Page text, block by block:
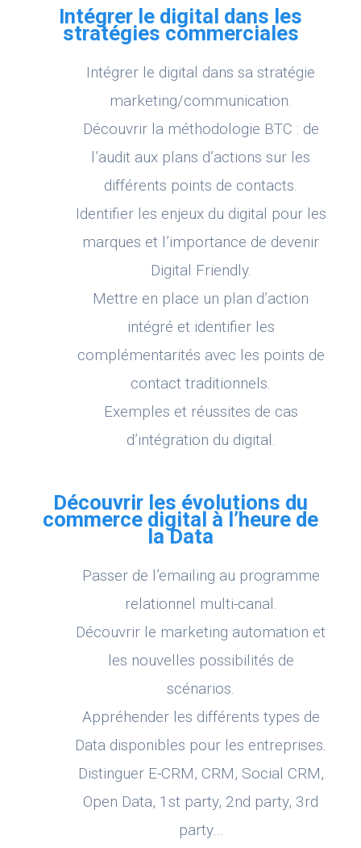
Intégrer le digital dans les
stratégies commerciales
Intégrer le digital dans sa stratégie
marketing/communication.
Découvrir la méthodologie BTC : de
l’audit aux plans d’actions sur les
différents points de contacts.
Identifier les enjeux du digital pour les
marques et l’importance de devenir
Digital Friendly.
Mettre en place un plan d’action
intégré et identifier les
complémentarités avec les points de
contact traditionnels.
Exemples et réussites de cas
d’intégration du digital.
Découvrir les évolutions du
commerce digital à l’heure de
la Data
Passer de l’emailing au programme
relationnel multi-canal.
Découvrir le marketing automation et
les nouvelles possibilités de
scénarios.
Appréhender les différents types de
Data disponibles pour les entreprises.
Distinguer E-CRM, CRM, Social CRM,
Open Data, 1st party, 2nd party, 3rd
party…